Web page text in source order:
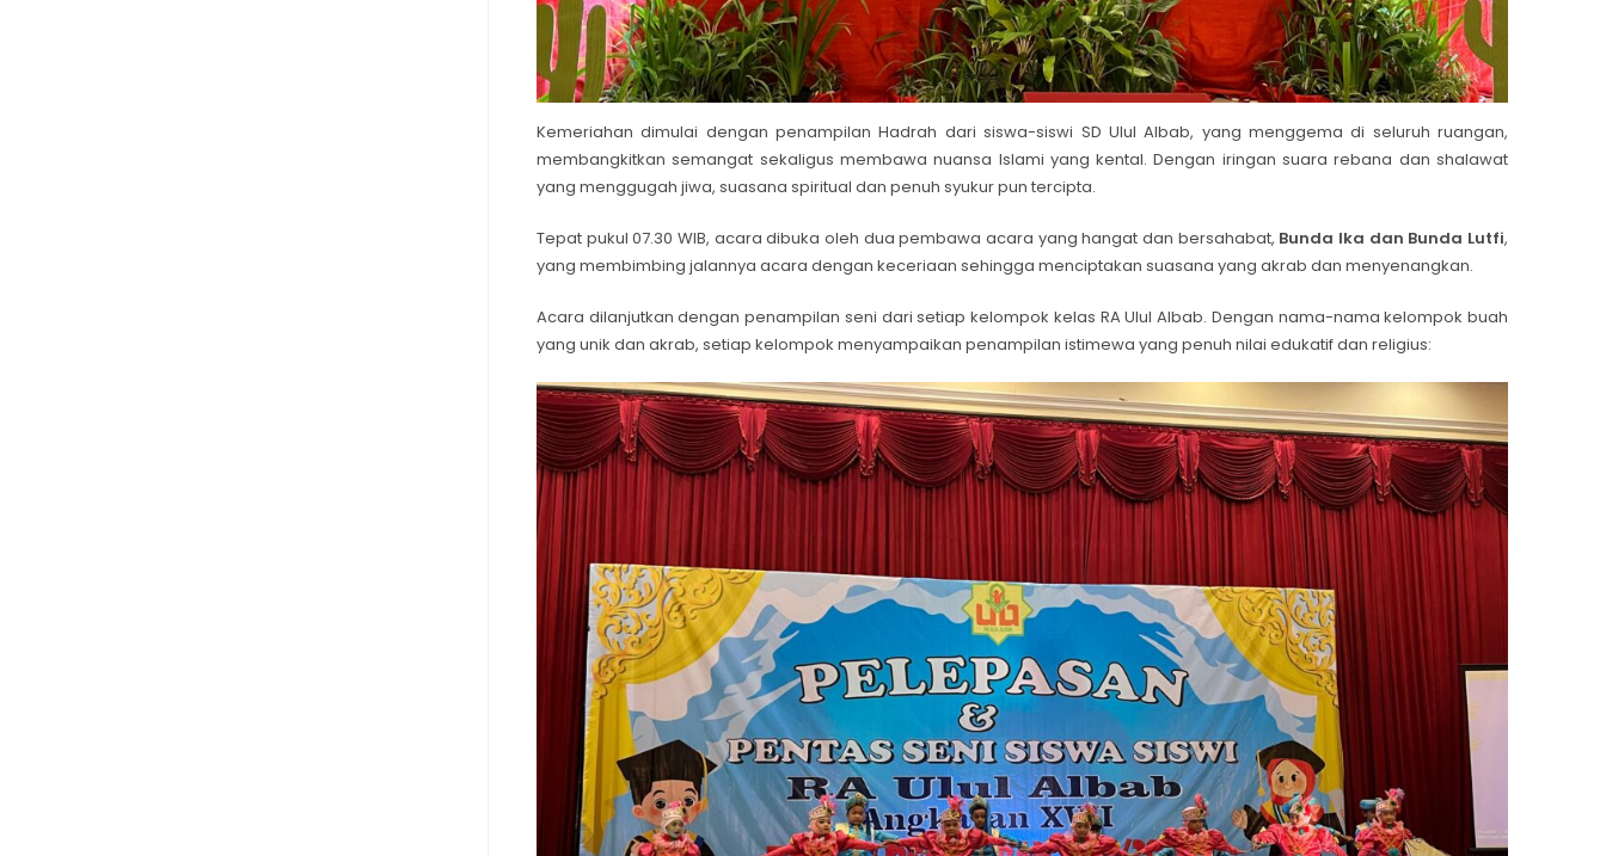
Kemeriahan dimulai dengan penampilan Hadrah dari siswa-siswi SD Ulul Albab, yang menggema di seluruh ruangan,
membangkitkan semangat sekaligus membawa nuansa Islami yang kental. Dengan iringan suara rebana dan shalawat
yang menggugah jiwa, suasana spiritual dan penuh syukur pun tercipta.
Tepat pukul 07.30 WIB, acara dibuka oleh dua pembawa acara yang hangat dan bersahabat, Bunda Ika dan Bunda Lutfi,
yang membimbing jalannya acara dengan keceriaan sehingga menciptakan suasana yang akrab dan menyenangkan.
Acara dilanjutkan dengan penampilan seni dari setiap kelompok kelas RA Ulul Albab. Dengan nama-nama kelompok buah
yang unik dan akrab, setiap kelompok menyampaikan penampilan istimewa yang penuh nilai edukatif dan religius: